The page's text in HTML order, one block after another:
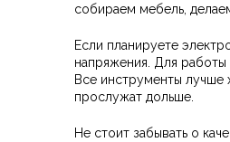
собираем мебель,
Если планируете
напряжения. Для работы
Все инструменты лучше
прослужат дольше.
Не стоит забывать о